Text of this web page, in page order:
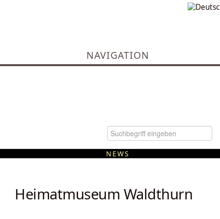
NAVIGATION
NEWS
Heimatmuseum Waldthurn